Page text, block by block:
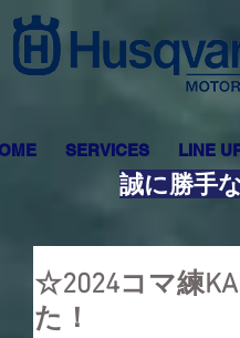
SERVICES LINE
誠に勝手
☆2024コマ練
た！